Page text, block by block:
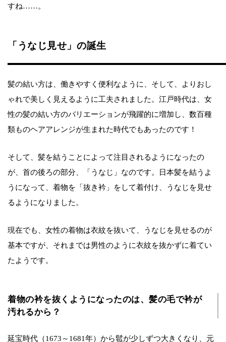
すね……。
「うなじ見せ」の誕生
髪の結い方は、働きやすく便利なように、そして、よりおし
ゃれで美しく見えるように工夫されました。江戸時代は、女
性の髪の結い方のバリエーションが飛躍的に増加し、数百種
類ものヘアアレンジが生まれた時代でもあったのです！
そして、髪を結うことによって注目されるようになったの
が、首の後ろの部分、「うなじ」なのです。日本髪を結うよ
うになって、着物を「抜き衿」をして着付け、うなじを見せ
るようになりました。
現在でも、女性の着物は衣紋を抜いて、うなじを見せるのが
基本ですが、それまでは男性のように衣紋を抜かずに着てい
たようです。
着物の衿を抜くようになったのは、髪の毛で衿が
汚れるから？
延宝時代（1673～1681年）から髱が少しずつ大きくなり、元